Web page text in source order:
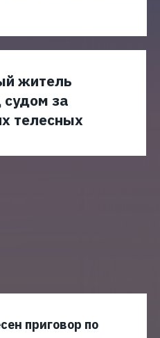
житель
судом за
телесных
приговор по